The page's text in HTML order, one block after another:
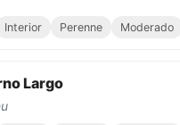
Interior Perenne Moderado
Largo